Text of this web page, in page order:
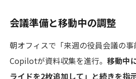
会議準備と移動中の調整
朝オフィスで「来週の役員会議の事
Copilotが資料収集を進行。 移動中
ライドを2枚追加して」と続きを指